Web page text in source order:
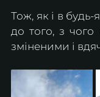
Тож, як і в
до того, з
зміненими і